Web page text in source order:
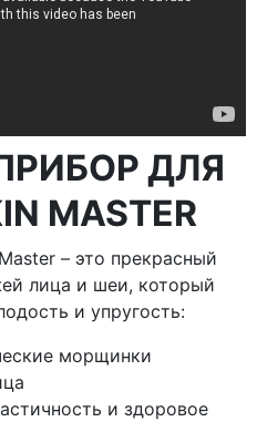
ДЛЯ
MASTER
– это прекрасный
лица и шеи, который
и упругость:
морщинки
и здоровое